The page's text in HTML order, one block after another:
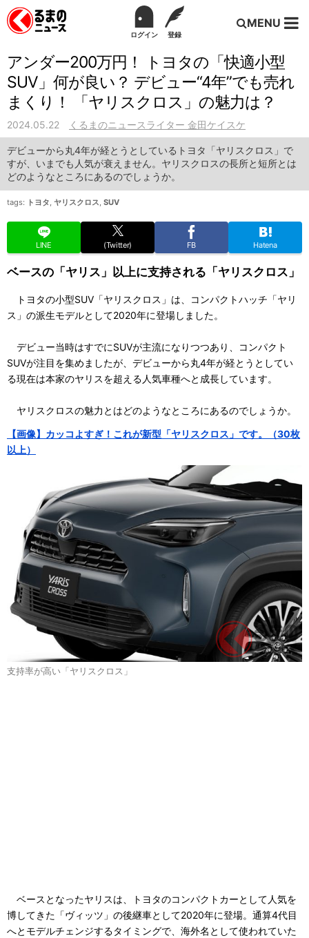
ログイン 登録
MENU
アンダー200万円！ トヨタの「快適小型
SUV」何が良い？ デビュー“4年”でも売れ
まくり！ 「ヤリスクロス」の魅力は？
2024.05.22 くるまのニュースライター 金田ケイスケ
デビューから丸4年が経とうとしているトヨタ「ヤリスクロス」で
すが、いまでも人気が衰えません。ヤリスクロスの長所と短所とは
どのようなところにあるのでしょうか。
tags: トヨタ, ヤリスクロス, SUV
LINE (Twitter) FB Hatena
ベースの「ヤリス」以上に支持される「ヤリスクロス」
トヨタの小型SUV「ヤリスクロス」は、コンパクトハッチ「ヤリ
ス」の派生モデルとして2020年に登場しました。
デビュー当時はすでにSUVが主流になりつつあり、コンパクト
SUVが注目を集めましたが、デビューから丸4年が経とうとしてい
る現在は本家のヤリスを超える人気車種へと成長しています。
ヤリスクロスの魅力とはどのようなところにあるのでしょうか。
【画像】カッコよすぎ！これが新型「ヤリスクロス」です。（30枚
以上）
支持率が高い「ヤリスクロス」
ベースとなったヤリスは、トヨタのコンパクトカーとして人気を
博してきた「ヴィッツ」の後継車として2020年に登場。通算4代目
へとモデルチェンジするタイミングで、海外名として使われていた